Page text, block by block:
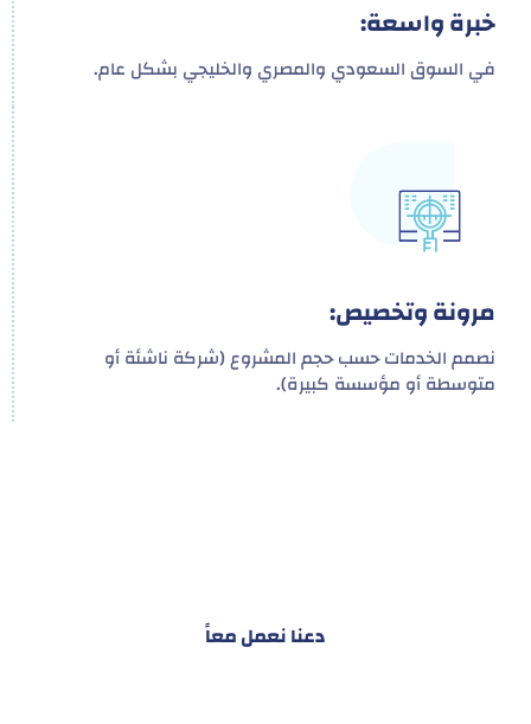
خبرة واسعة:
في السوق السعودي والمصري والخليجي بشكل عام.
مرونة وتخصيص:
نصمم الخدمات حسب حجم المشروع (شركة ناشئة أو
متوسطة أو مؤسسة كبيرة).
دعنا نعمل معاً